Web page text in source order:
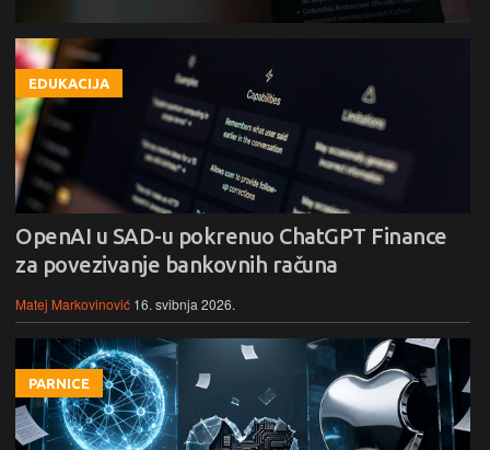
EDUKACIJA
OpenAI u SAD-u pokrenuo ChatGPT Finance
za povezivanje bankovnih računa
Matej Markovinović 16. svibnja 2026.
PARNICE